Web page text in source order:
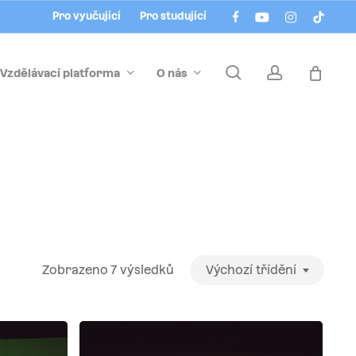
facebookyoutubeinstagram
tiktok
Pro vyučující Pro studující
Vzdělávací platforma O nás searchaccount
Zobrazeno 7 výsledků Výchozí třídění
Menu